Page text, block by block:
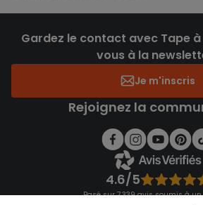
Gardez le contact avec Tape à
vous à la
Je m'inscris
Rejoignez la
4.6/5
Basé sur 7 339 avis soumis à